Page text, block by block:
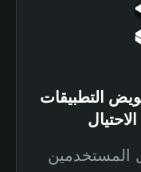
التطبيقات
المستخدمين